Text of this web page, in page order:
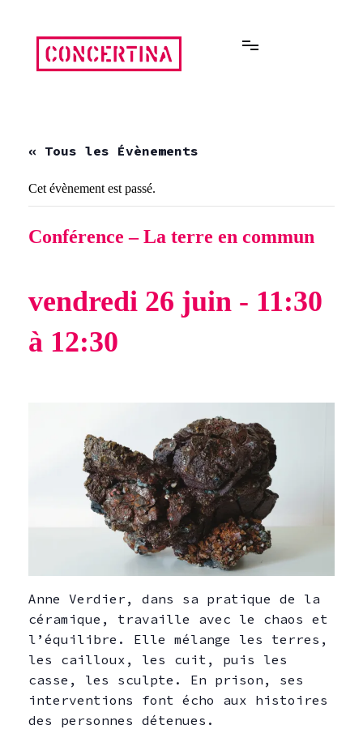
contenu
« Tous les Évènements
Cet évènement est passé.
Conférence – La terre en commun
vendredi 26 juin - 11:30
à 12:30
Anne Verdier, dans sa pratique de la
céramique, travaille avec le chaos et
l’équilibre. Elle mélange les terres,
les cailloux, les cuit, puis les
casse, les sculpte. En prison, ses
interventions font écho aux histoires
des personnes détenues.